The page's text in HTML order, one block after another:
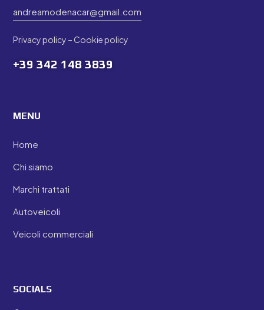
andreamodenacar@gmail.com
Privacy policy –Cookie policy
+39342 148 3839
MENU
Home
Chi siamo
Marchi trattati
Autoveicoli
Veicoli commerciali
SOCIALS